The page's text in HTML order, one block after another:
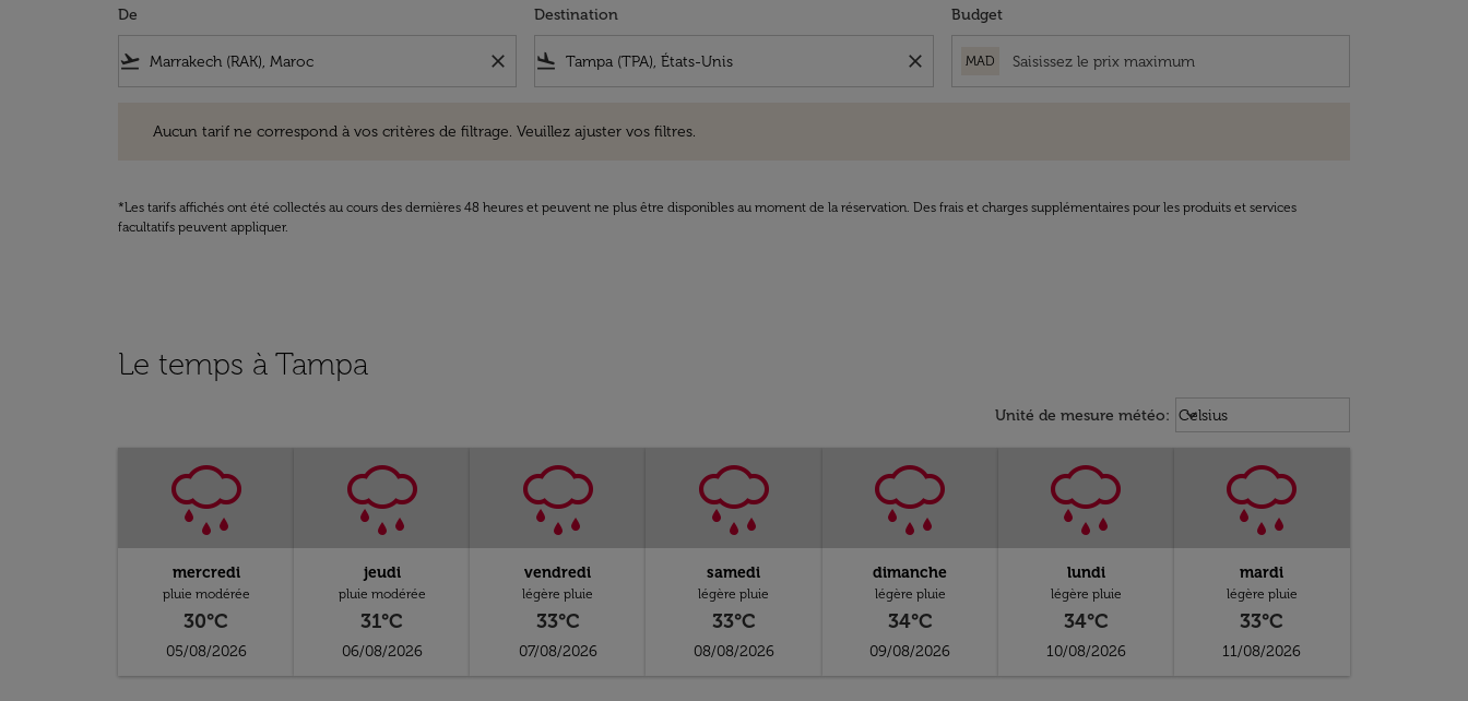
De
flight_takeoff close
Destination
flight_land close
Budget
MAD
Aucun tarif ne correspond à vos critères de filtrage. Veuillez ajuster vos filtres.
*Les tarifs affichés ont été collectés au cours des dernières 48 heures et peuvent ne plus être disponibles au moment de la réservation. Des frais et charges supplémentaires pour les produits et services
facultatifs peuvent appliquer.
Le temps à Tampa
Unité de mesure météo: Weather unit option Celsius
Celsius
keyboard_arrow_down
mercredi
pluie modérée
30°C
05/08/2026
jeudi
pluie modérée
31°C
06/08/2026
vendredi
légère pluie
33°C
07/08/2026
samedi
légère pluie
33°C
08/08/2026
dimanche
légère pluie
34°C
09/08/2026
lundi
légère pluie
34°C
10/08/2026
mardi
légère pluie
33°C
11/08/2026